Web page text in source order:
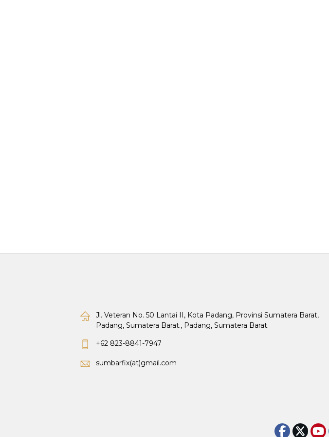
Jl. Veteran No. 50 Lantai II, Kota Padang, Provinsi Sumatera Barat,
Padang, Sumatera Barat., Padang, Sumatera Barat.
+62 823-8841-7947
sumbarfix(at)gmail.com